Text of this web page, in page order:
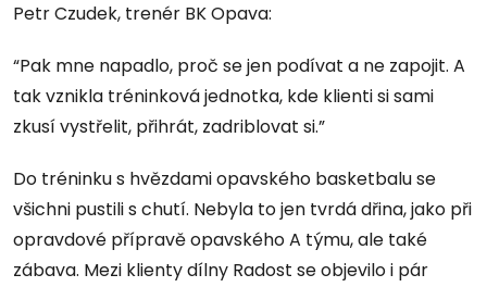
Petr Czudek, trenér BK Opava:
“Pak mne napadlo, proč se jen podívat a ne zapojit. A
tak vznikla tréninková jednotka, kde klienti si sami
zkusí vystřelit, přihrát, zadriblovat si.”
Do tréninku s hvězdami opavského basketbalu se
všichni pustili s chutí. Nebyla to jen tvrdá dřina, jako při
opravdové přípravě opavského A týmu, ale také
zábava. Mezi klienty dílny Radost se objevilo i pár